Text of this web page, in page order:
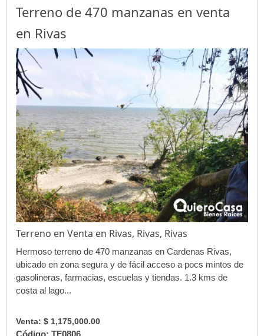
Terreno de 470 manzanas en venta
en Rivas
Terreno en Venta en Rivas, Rivas, Rivas
Hermoso terreno de 470 manzanas en Cardenas Rivas,
ubicado en zona segura y de fácil acceso a pocs mintos de
gasolineras, farmacias, escuelas y tiendas. 1.3 kms de
costa al lago...
Venta: $ 1,175,000.00